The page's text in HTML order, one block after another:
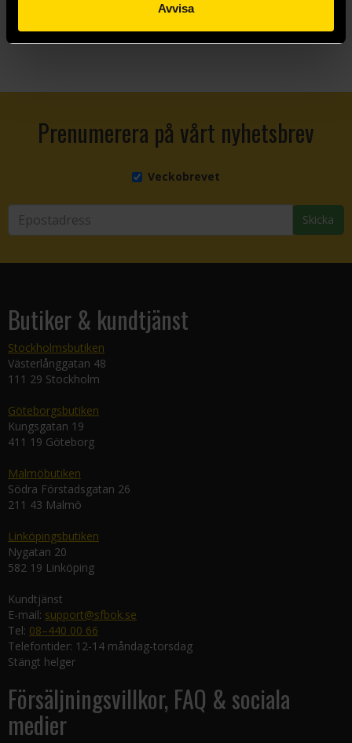
Avvisa
Prenumerera på vårt nyhetsbrev
Veckobrevet
Skicka
Butiker & kundtjänst
Stockholmsbutiken
Västerlånggatan 48
111 29 Stockholm
Göteborgsbutiken
Kungsgatan 19
411 19 Göteborg
Malmöbutiken
Södra Förstadsgatan 26
211 43 Malmö
Linköpingsbutiken
Nygatan 20
582 19 Linköping
Kundtjänst
E-mail: support@sfbok.se
Tel: 08–440 00 66
Telefontider: 12-14 måndag-torsdag
Stängt helger
Försäljningsvillkor, FAQ & sociala
medier